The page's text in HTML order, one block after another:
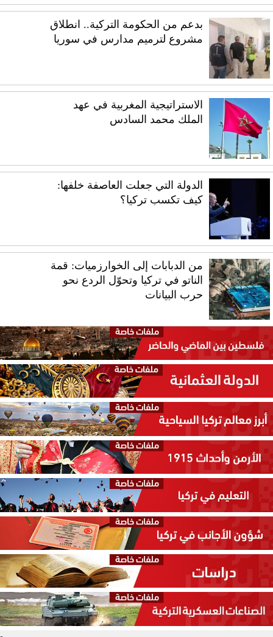
بدعم من الحكومة التركية.. انطلاق
مشروع لترميم مدارس في سوريا
الاستراتيجية المغربية في عهد
الملك محمد السادس
الدولة التي جعلت العاصفة خلفها:
كيف تكسب تركيا؟
من الدبابات إلى الخوارزميات: قمة
الناتو في تركيا وتحوّل الردع نحو
حرب البيانات